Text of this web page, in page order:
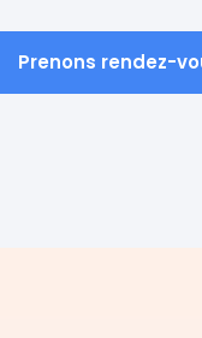
Prenons rendez-